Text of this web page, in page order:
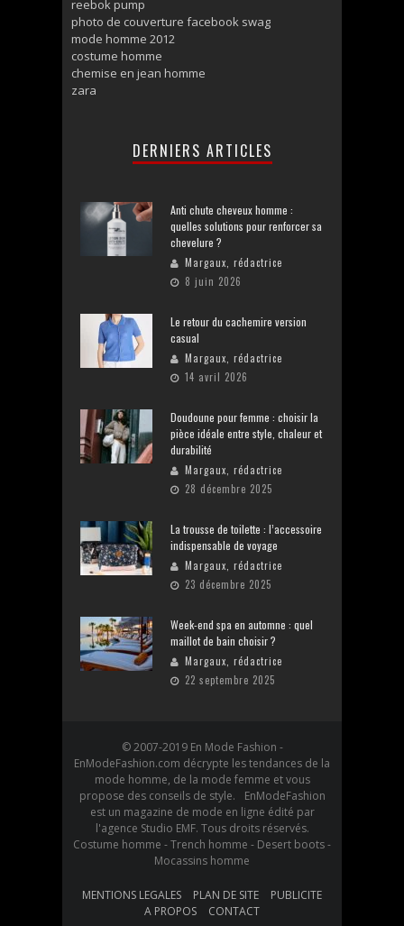
reebok pump
photo de couverture facebook swag
mode homme 2012
costume homme
chemise en jean homme
zara
DERNIERS ARTICLES
Anti chute cheveux homme :
quelles solutions pour renforcer sa
chevelure ?
Margaux, rédactrice
8 juin 2026
Le retour du cachemire version
casual
Margaux, rédactrice
14 avril 2026
Doudoune pour femme : choisir la
pièce idéale entre style, chaleur et
durabilité
Margaux, rédactrice
28 décembre 2025
La trousse de toilette : l’accessoire
indispensable de voyage
Margaux, rédactrice
23 décembre 2025
Week-end spa en automne : quel
maillot de bain choisir ?
Margaux, rédactrice
22 septembre 2025
© 2007-2019 En Mode Fashion -
EnModeFashion.com décrypte les tendances de la
mode homme, de la mode femme et vous
propose des conseils de style. EnModeFashion
est un magazine de mode en ligne édité par
l'agence Studio EMF. Tous droits réservés.
Costume homme - Trench homme - Desert boots -
Mocassins homme
MENTIONS LEGALES PLAN DE SITE
PUBLICITE
A PROPOS
CONTACT